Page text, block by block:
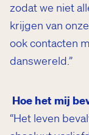
zodat we niet
krijgen van
ook contacten
danswereld.”
Hoe het mij
“Het leven